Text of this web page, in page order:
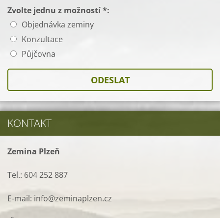
Zvolte jednu z možností *:
Objednávka zeminy
Konzultace
Půjčovna
KONTAKT
Zemina Plzeň
Tel.: 604 252 887
E-mail: info@zeminaplzen.cz